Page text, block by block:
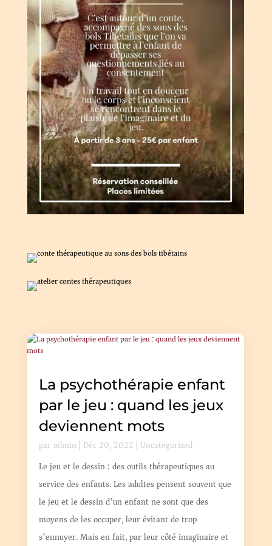
La psychothérapie enfant
par le jeu : quand les jeux
deviennent mots
par admin | Déc 20, 2022 | Uncategorized
Le jeu et le dessin : des outils thérapeutiques au
service des enfants. Les adultes pensent souvent que
le jeu et le dessin d’un enfant ne sont que des
moyens de les occuper, leur évitant de trop
s’ennuyer. Mais en fait, par leur côté imaginaire et